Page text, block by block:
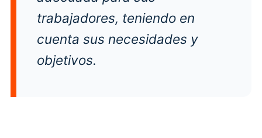
trabajadores, teniendo en
cuenta sus necesidades y
objetivos.